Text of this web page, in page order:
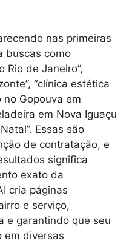
nas primeiras
buscas como
Rio de Janeiro”,
“clínica estética
no Gopouva em
em Nova Iguaçu
Essas são
de contratação, e
significa
exato da
cria páginas
e serviço,
e garantindo que seu
em diversas